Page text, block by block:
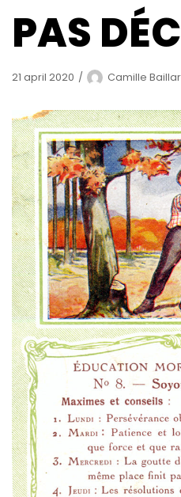
PAS
21 april 2020 Camille